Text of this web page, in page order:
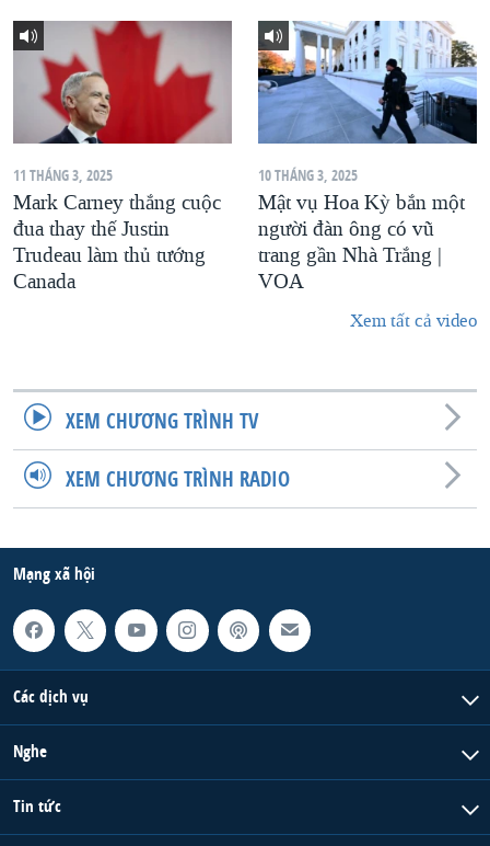
11 THÁNG 3, 2025
Mark Carney thắng cuộc
đua thay thế Justin
Trudeau làm thủ tướng
Canada
10 THÁNG 3, 2025
Mật vụ Hoa Kỳ bắn một
người đàn ông có vũ
trang gần Nhà Trắng |
VOA
Xem tất cả video
XEM CHƯƠNG TRÌNH TV
XEM CHƯƠNG TRÌNH RADIO
Mạng xã hội
Các dịch vụ
Nghe
Tin tức